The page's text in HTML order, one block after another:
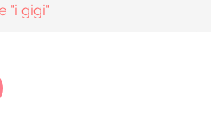
"i gigi"